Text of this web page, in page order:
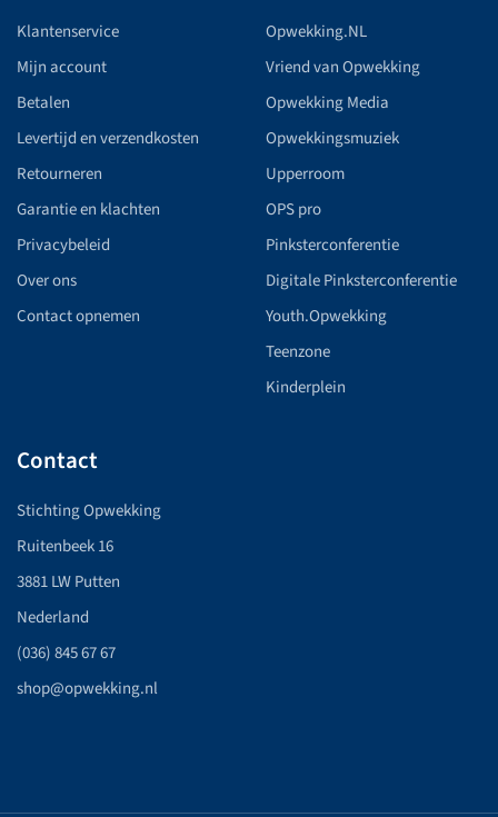
Klantenservice
Mijn account
Betalen
Levertijd en verzendkosten
Retourneren
Garantie en klachten
Privacybeleid
Over ons
Contact opnemen
Opwekking.NL
Vriend van Opwekking
Opwekking Media
Opwekkingsmuziek
Upperroom
OPS pro
Pinksterconferentie
Digitale Pinksterconferentie
Youth.Opwekking
Teenzone
Kinderplein
Contact
Stichting Opwekking
Ruitenbeek 16
3881 LW Putten
Nederland
(036) 845 67 67
shop@opwekking.nl